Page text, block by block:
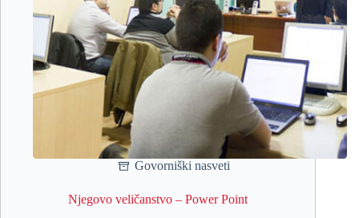
Govorniški nasveti
Njegovo veličanstvo – Power Point